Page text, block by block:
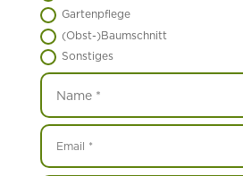
Gartenpflege
(Obst-)Baumschnitt
Sonstiges
Name
Email